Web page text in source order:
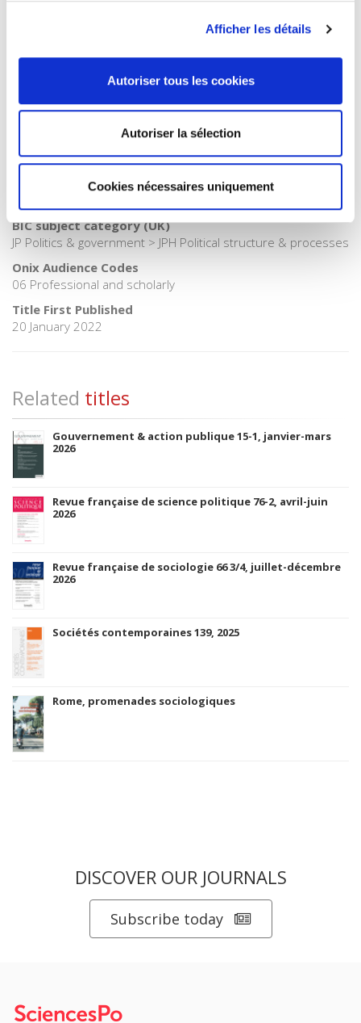
Afficher les détails
Autoriser tous les cookies
Autoriser la sélection
Cookies nécessaires uniquement
Publisher Category
The State - Government
POL000000 POLITICAL SCIENCE > POL016000 POLITICAL
SCIENCE / Political Process > POL028000 POLITICAL SCIENCE /
BIC subject category (UK)
JP Politics & government > JPH Political structure & processes
Onix Audience Codes
06 Professional and scholarly
Title First Published
20 January 2022
Related titles
Gouvernement & action publique 15-1, janvier-mars
2026
Revue française de science politique 76-2, avril-juin
2026
Revue française de sociologie 66 3/4, juillet-décembre
2026
Sociétés contemporaines 139, 2025
Rome, promenades sociologiques
DISCOVER OUR JOURNALS
Subscribe today